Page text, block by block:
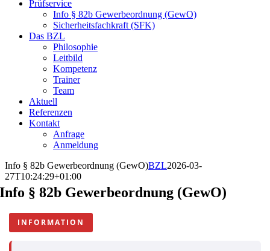
Prüfservice
Info § 82b Gewerbeordnung (GewO)
Sicherheitsfachkraft (SFK)
Das BZL
Philosophie
Leitbild
Kompetenz
Trainer
Team
Aktuell
Referenzen
Kontakt
Anfrage
Anmeldung
Info § 82b Gewerbeordnung (GewO)BZL2026-03-
27T10:24:29+01:00
Info § 82b Gewerbeordnung (GewO)
INFORMATION